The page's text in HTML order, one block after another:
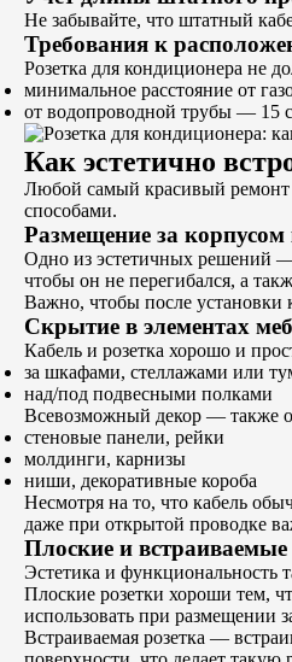
Не забывайте, что штатный
Требования к
Розетка для кондиционера не
минимальное расстояние от
от водопроводной трубы — 15
Как эстетично
Любой самый красивый ремонт
способами.
Размещение за
Одно из эстетичных решений —
чтобы он не перегибался, а
Важно, чтобы после установки
Скрытие в элементах
Кабель и розетка хорошо и
за шкафами, стеллажами или
над/под подвесными полками
Всевозможный декор — также
стеновые панели, рейки
молдинги, карнизы
ниши, декоративные короба
Несмотря на то, что кабель
даже при открытой проводке
Плоские и встраиваемые
Эстетика и функциональность
Плоские розетки хороши тем,
использовать при размещении
Встраиваемая розетка —